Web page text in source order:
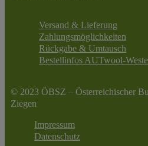
Versand & Lieferung
Zahlungsmöglichkeiten
Rückgabe & Umtausch
Bestellinfos AUTwool-Weste
© 2023 ÖBSZ – Österreichischer
Ziegen
Impressum
Datenschutz